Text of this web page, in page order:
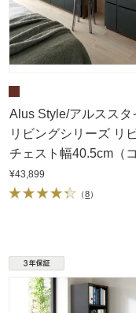
Alus Style/アルススタ
リビングシリーズ リ
チェスト幅40.5cm（
クトホームオフィス
チェスト）
¥43,899
（8）